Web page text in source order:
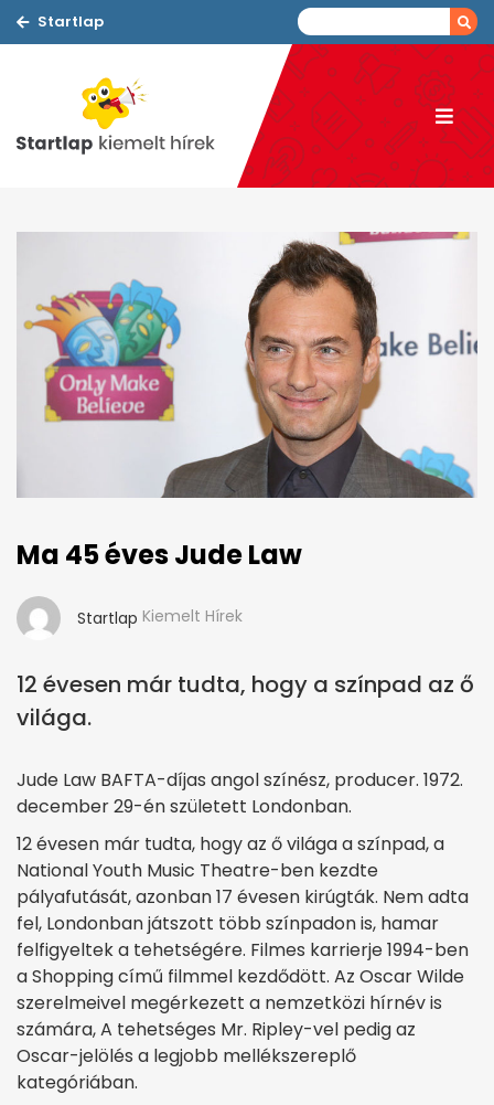
Startlap
Ma 45 éves Jude Law
Startlap Kiemelt Hírek
12 évesen már tudta, hogy a színpad az ő
világa.
Jude Law BAFTA-díjas angol színész, producer. 1972.
december 29-én született Londonban.
12 évesen már tudta, hogy az ő világa a színpad, a
National Youth Music Theatre-ben kezdte
pályafutását, azonban 17 évesen kirúgták. Nem adta
fel, Londonban játszott több színpadon is, hamar
felfigyeltek a tehetségére. Filmes karrierje 1994-ben
a Shopping című filmmel kezdődött. Az Oscar Wilde
szerelmeivel megérkezett a nemzetközi hírnév is
számára, A tehetséges Mr. Ripley-vel pedig az
Oscar-jelölés a legjobb mellékszereplő
kategóriában.